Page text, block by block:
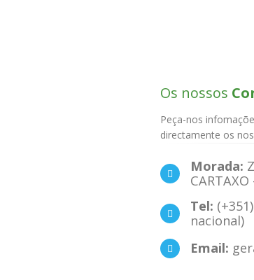
Os nossos
Peça-nos
directamente os
Morada:
Tel:
nacional)
Email: